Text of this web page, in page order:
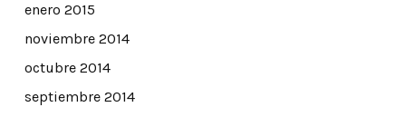
enero 2015
noviembre 2014
octubre 2014
septiembre 2014